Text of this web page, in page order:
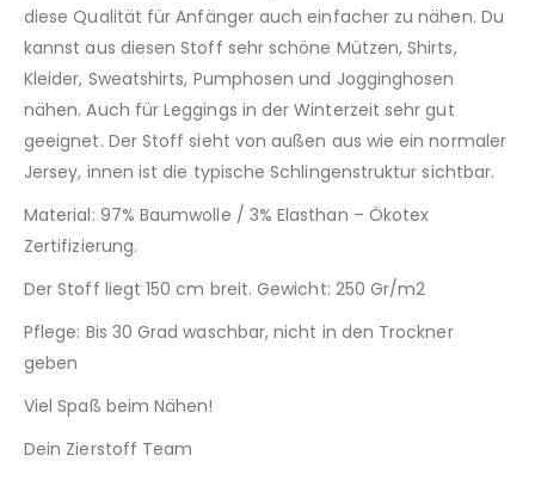
diese Qualität für Anfänger auch einfacher zu nähen. Du
kannst aus diesen Stoff sehr schöne Mützen, Shirts,
Kleider, Sweatshirts, Pumphosen und Jogginghosen
nähen. Auch für Leggings in der Winterzeit sehr gut
geeignet. Der Stoff sieht von außen aus wie ein normaler
Jersey, innen ist die typische Schlingenstruktur sichtbar.
Material: 97% Baumwolle / 3% Elasthan – Ökotex
Zertifizierung.
Der Stoff liegt 150 cm breit. Gewicht: 250 Gr/m2
Pflege: Bis 30 Grad waschbar, nicht in den Trockner
geben
Viel Spaß beim Nähen!
Dein Zierstoff Team